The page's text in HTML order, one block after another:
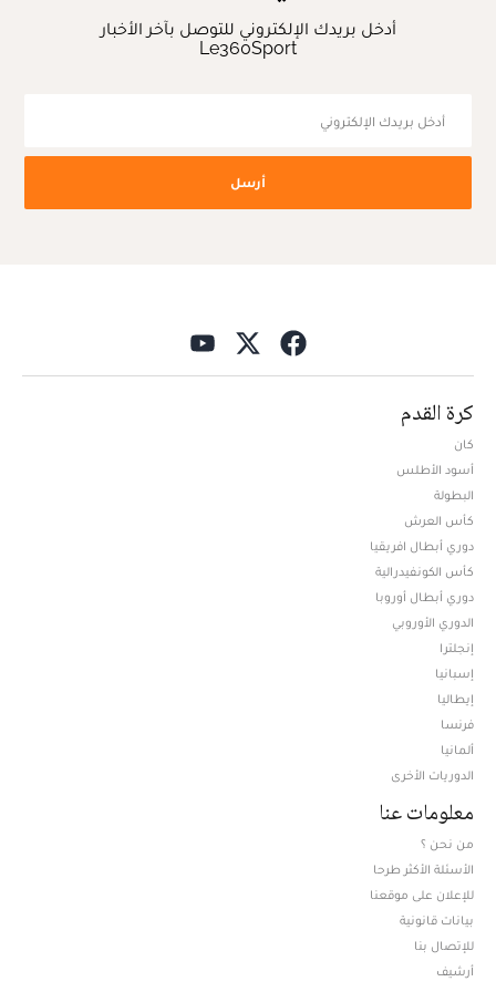
أدخل بريدك الإلكتروني للتوصل بآخر الأخبار
Le360Sport
أرسل
كرة القدم
كان
أسود الأطلس
البطولة
كأس العرش
دوري أبطال افريقيا
كأس الكونفيدرالية
دوري أبطال أوروبا
الدوري الأوروبي
إنجلترا
إسبانيا
إيطاليا
فرنسا
ألمانيا
الدوريات الأخرى
معلومات عنا
من نحن ؟
الأسئلة الأكثر طرحا
للإعلان على موقعنا
بيانات قانونية
للإتصال بنا
أرشيف